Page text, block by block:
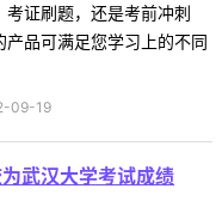
考证刷题，还是考前冲刺
产品可满足您学习上的不同
09-19
武汉大学考试成绩